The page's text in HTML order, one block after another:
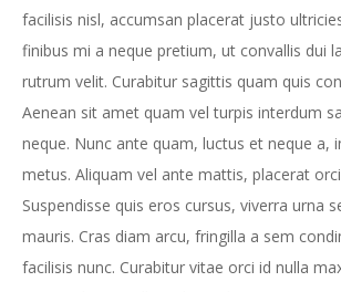
facilisis nisl, accumsan placerat justo
finibus mi a neque pretium, ut convallis dui
rutrum velit. Curabitur sagittis quam quis
Aenean sit amet quam vel turpis interdum
neque. Nunc ante quam, luctus et neque a,
metus. Aliquam vel ante mattis, placerat
Suspendisse quis eros cursus, viverra urna
mauris. Cras diam arcu, fringilla a sem
facilisis nunc. Curabitur vitae orci id nulla